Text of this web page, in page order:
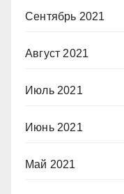
Сентябрь 2021
Август 2021
Июль 2021
Июнь 2021
Май 2021